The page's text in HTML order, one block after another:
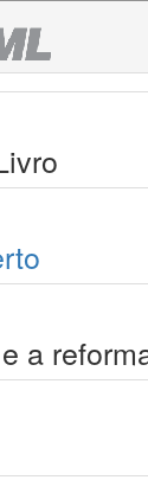
a